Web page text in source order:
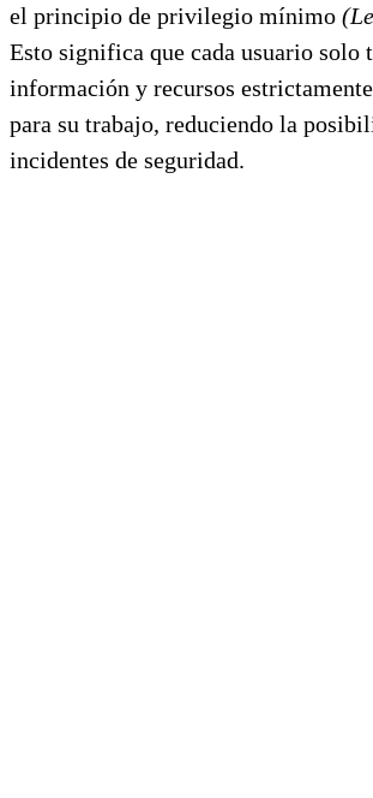
el principio de privilegio mínimo
Esto significa que cada usuario solo
información y recursos
para su trabajo, reduciendo la
incidentes de seguridad.